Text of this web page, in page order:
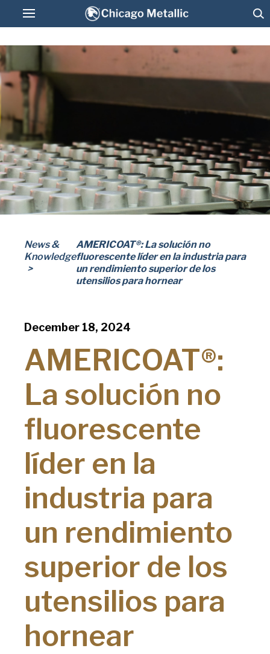
Pan Glo de Colombia
Moldes para Panadería en Inventario
Permanente
Mantenimiento, Lavado y Recubrimiento
Antiadherente
Conectar
American Pan
Chicago Metallic
Runex
Synova
Turbel
USA Pan
News &
Knowledge
AMERICOAT®: La solución no
fluorescente líder en la industria para
un rendimiento superior de los
utensilios para hornear
December 18, 2024
AMERICOAT®:
La solución no
fluorescente
líder en la
industria para
un rendimiento
superior de los
utensilios para
hornear